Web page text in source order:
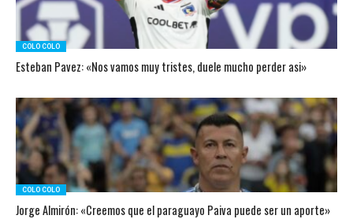
COLO COLO
Esteban Pavez: «Nos vamos muy tristes, duele mucho perder asi»
COLO COLO
Jorge Almirón: «Creemos que el paraguayo Paiva puede ser un aporte»